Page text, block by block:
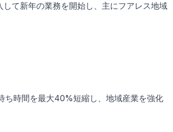
て新年の業務を開始し、主にフアレス地域
ち時間を最大40%短縮し、地域産業を強化